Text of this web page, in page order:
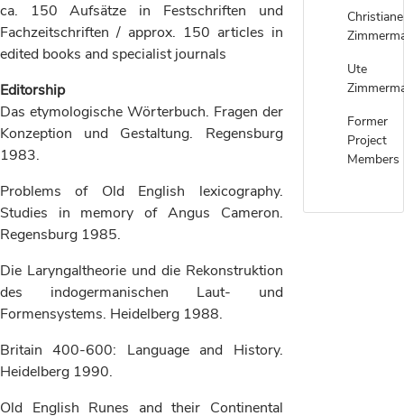
Christiane
Ute
Former
Project
Members
ca. 150 Aufsätze in Festschriften und
Fachzeitschriften / approx. 150 articles in
edited books and specialist journals
Editorship
Das etymologische Wörterbuch. Fragen der
Konzeption und Gestaltung. Regensburg
1983.
Problems of Old English lexicography.
Studies in memory of Angus Cameron.
Regensburg 1985.
Die Laryngaltheorie und die Rekonstruktion
des indogermanischen Laut- und
Formensystems. Heidelberg 1988.
Britain 400-600: Language and History.
Heidelberg 1990.
Old English Runes and their Continental